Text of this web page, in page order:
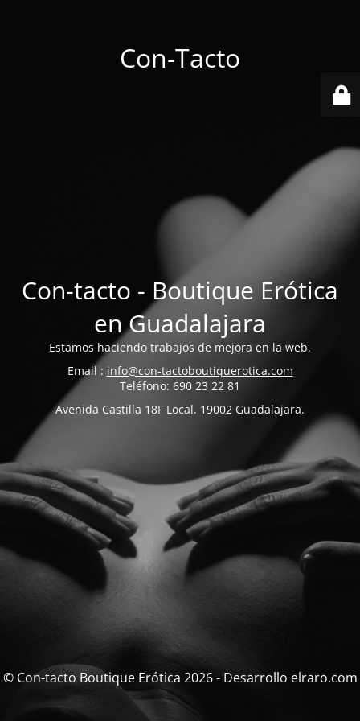
Con-Tacto
Con-tacto - Boutique Erótica
en Guadalajara
Estamos haciendo trabajos de mejora en la web.
Email : info@con-tactoboutiquerotica.com
Teléfono: 690 23 22 81
Avenida Castilla 18F Local. 19002 Guadalajara.
© Con-tacto Boutique Erótica 2026 - Desarrollo elraro.com